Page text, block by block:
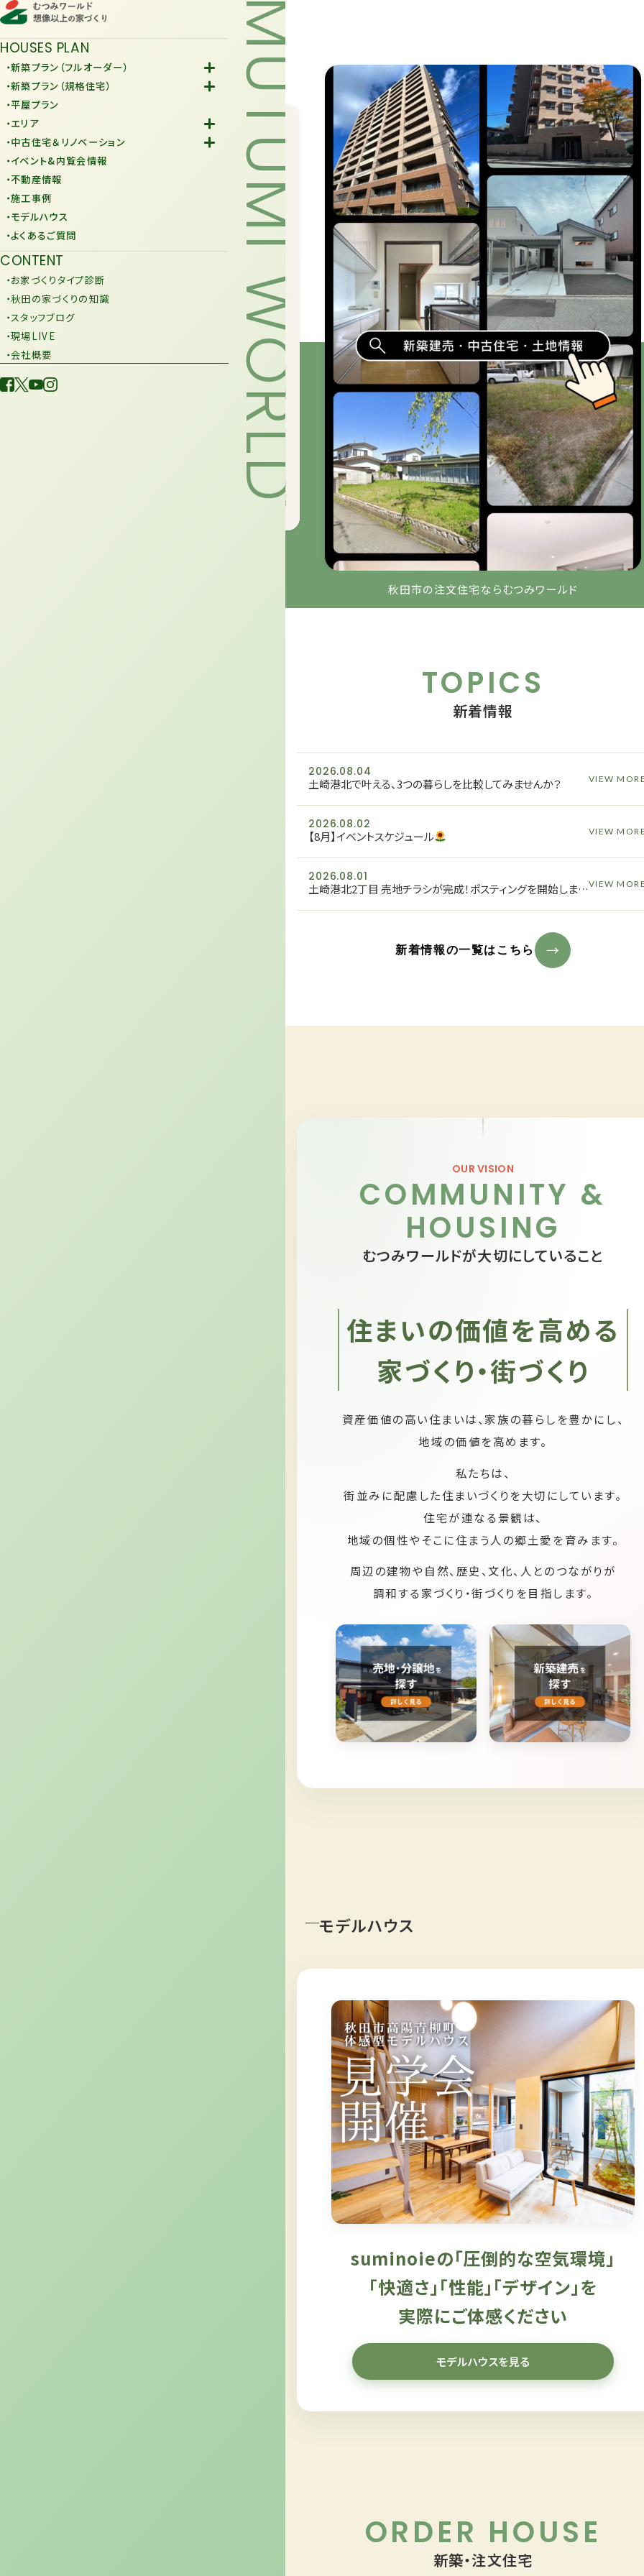
HOUSES PLAN
・新築プラン（フルオーダー）
-Fiore
・新築プラン（規格住宅）
-規格住宅
-KURAFIT
-JiU
・平屋プラン
・エリア
-潟上市
-由利本荘市
・中古住宅＆リノベーション
-中古住宅
-リノベーション
・イベント&内覧会情報
・不動産情報
・施工事例
・モデルハウス
・よくあるご質問
CONTENT
・お家づくりタイプ診断
・秋田の家づくりの知識
・スタッフブログ
・現場LIVE
・会社概要
MUTUMI WORLD
秋田市の注文住宅ならむつみワールド
TOPICS
新着情報
2026.08.04
土崎港北で叶える、3つの暮らしを比較してみませんか？ VIEW MORE
2026.08.02
【8月】イベントスケジュール VIEW MORE
2026.08.01
土崎港北2丁目 売地チラシが完成！ポスティングを開始しましたVIEW MORE
新着情報の一覧はこちら
OUR VISION
COMMUNITY &
HOUSING
むつみワールドが大切にしていること
住まいの価値を高める
家づくり・街づくり
資産価値の高い住まいは、家族の暮らしを豊かにし、
地域の価値を高めます。
私たちは、
街並みに配慮した住まいづくりを大切にしています。
住宅が連なる景観は、
地域の個性やそこに住まう人の郷土愛を育みます。
周辺の建物や自然、歴史、文化、人とのつながりが
調和する家づくり・街づくりを目指します。
モデルハウス
suminoieの「圧倒的な空気環境」
「快適さ」「性能」「デザイン」を
実際にご体感ください
モデルハウスを見る
ORDER HOUSE
新築・注文住宅